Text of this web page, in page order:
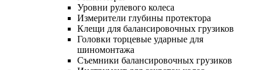
Уровни рулевого колеса
Измерители глубины протектора
Клещи для балансировочных грузиков
Головки торцевые ударные для
шиномонтажа
Съемники балансировочных грузиков